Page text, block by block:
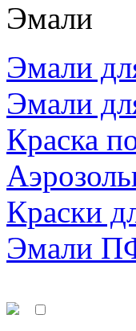
Эмали
Эмали
Эмали
Краска
Краски
Эмали